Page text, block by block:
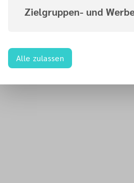
Zielgruppen- und
Alle zulassen